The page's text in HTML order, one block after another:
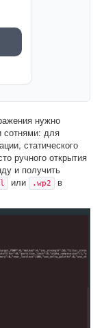
нужно
сотнями: для
статического
ручного открытия
и получить
или .wp2
в